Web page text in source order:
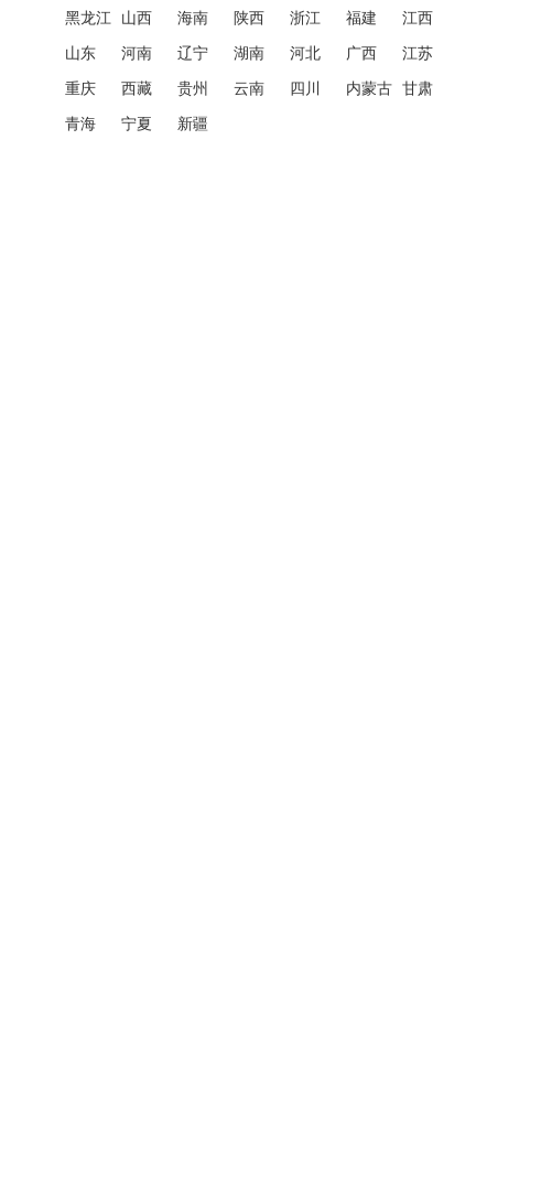
黑龙江 山西 海南 陕西 浙江 福建 江西
山东 河南 辽宁 湖南 河北 广西 江苏
重庆 西藏 贵州 云南 四川 内蒙古 甘肃
青海 宁夏 新疆